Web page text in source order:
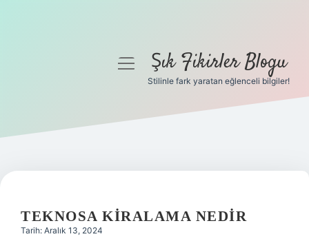
Gizlilik Politikası
Yasal Uyarı
menüyüŞık Fikirler Blogu
Stilinle fark yaratan eğlenceli bilgiler!
TEKNOSA KIRALAMA NEDIR
Tarih: Aralık 13, 2024